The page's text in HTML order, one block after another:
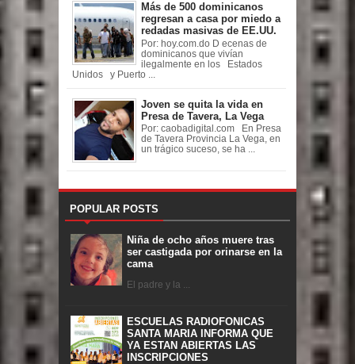
Más de 500 dominicanos
regresan a casa por miedo a
redadas masivas de EE.UU.
Por: hoy.com.do D ecenas de
dominicanos que vivían
ilegalmente en los Estados
Unidos y Puerto ...
Joven se quita la vida en
Presa de Tavera, La Vega
Por: caobadigital.com En Presa
de Tavera Provincia La Vega, en
un trágico suceso, se ha ...
POPULAR POSTS
Niña de ocho años muere tras
ser castigada por orinarse en la
cama
El padre y la ...
ESCUELAS RADIOFONICAS
SANTA MARIA INFORMA QUE
YA ESTAN ABIERTAS LAS
INSCRIPCIONES